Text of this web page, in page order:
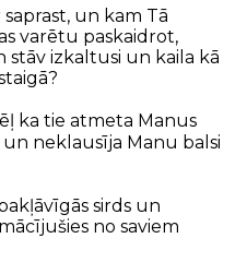
un kam Tā
varētu paskaidrot,
stāv izkaltusi un kaila kā
ka tie atmeta Manus
neklausīja Manu balsi
sirds un
no saviem